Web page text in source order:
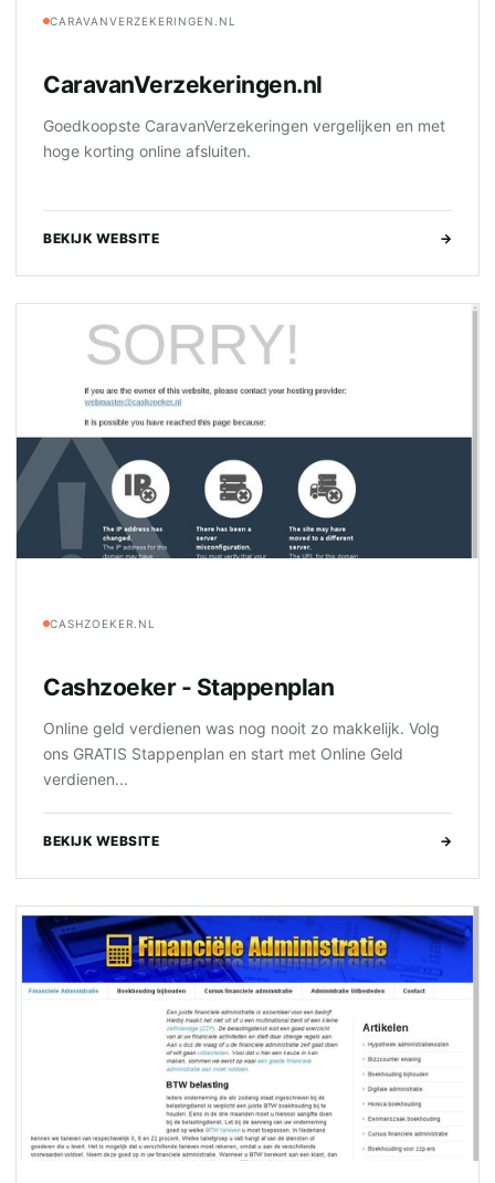
CARAVANVERZEKERINGEN.NL
CaravanVerzekeringen.nl
Goedkoopste CaravanVerzekeringen vergelijken en met
hoge korting online afsluiten.
BEKIJK WEBSITE →
CASHZOEKER.NL
Cashzoeker - Stappenplan
Online geld verdienen was nog nooit zo makkelijk. Volg
ons GRATIS Stappenplan en start met Online Geld
verdienen...
BEKIJK WEBSITE →